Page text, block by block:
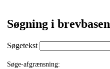
Søgning i brevbasen
Søgetekst
Søge-afgrænsning: